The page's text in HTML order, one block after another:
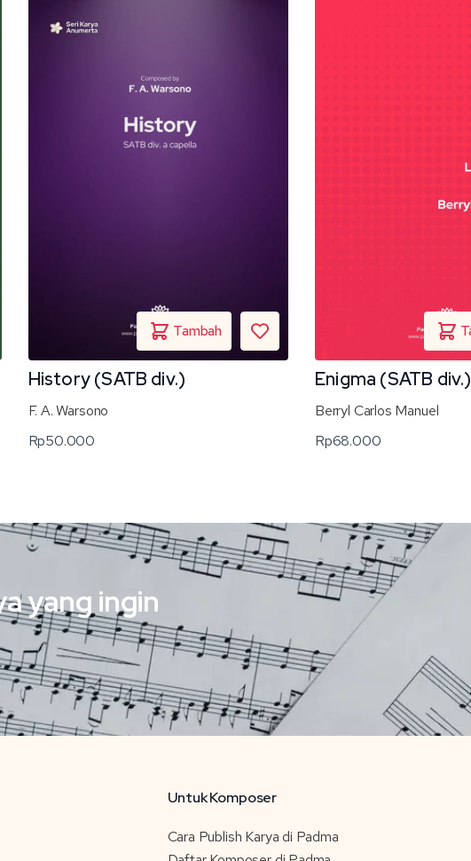
History (SATB div.)
F. A. Warsono
Rp50.000
Enigma (SATB div.)
Berryl Carlos Manuel
Rp68.000
yang ingin
Untuk Komposer
Cara Publish Karya di Padma